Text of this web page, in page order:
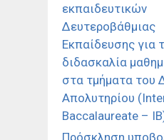
εκπαιδευτικών
Δευτεροβάθμιας
Εκπαίδευσης για
διδασκαλία
στα τμήματα του
Απολυτηρίου
Baccalaureate –
Πρόσκληση